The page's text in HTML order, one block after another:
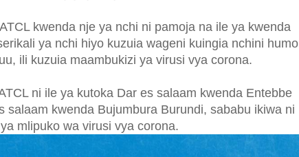
kwenda nje ya nchi ni pamoja na ile ya kwenda
ya nchi hiyo kuzuia wageni kuingia nchini humo
ili kuzuia maambukizi ya virusi vya corona.
ni ile ya kutoka Dar es salaam kwenda Entebbe
salaam kwenda Bujumbura Burundi, sababu ikiwa ni
mlipuko wa virusi vya corona.